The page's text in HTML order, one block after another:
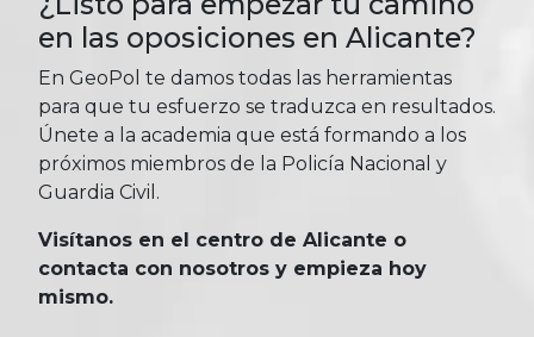
en las oposiciones en Alicante?
En GeoPol te damos todas las herramientas
para que tu esfuerzo se traduzca en resultados.
Únete a la academia que está formando a los
próximos miembros de la Policía Nacional y
Guardia Civil.
Visítanos en el centro de Alicante o
contacta con nosotros y empieza hoy
mismo.